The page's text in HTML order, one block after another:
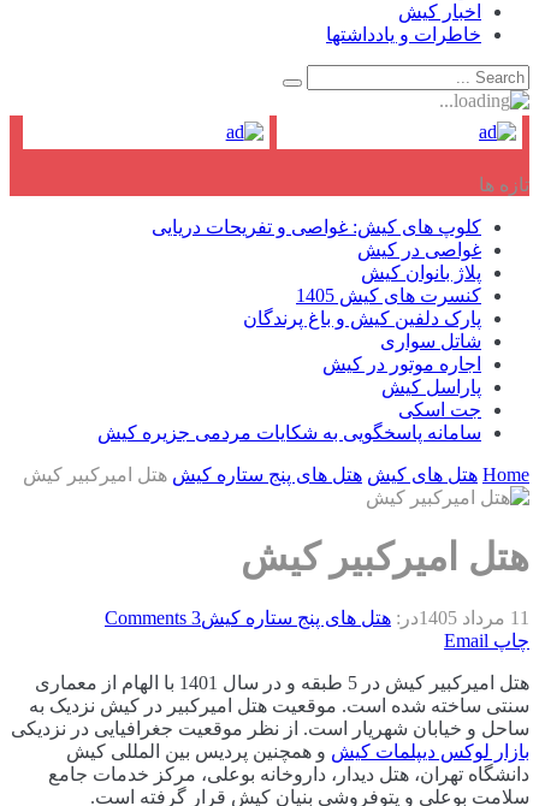
اخبار کیش
خاطرات و یادداشتها
تازه ها
کلوپ های کیش: غواصی و تفریحات دریایی
غواصی در کیش
پلاژ بانوان کیش
کنسرت های کیش 1405
پارک دلفین کیش و باغ پرندگان
شاتل سواری
اجاره موتور در کیش
پاراسل کیش
جت اسکی
سامانه پاسخگویی به شکایات مردمی جزیره کیش
Home هتل های کیش هتل های پنج ستاره کیش هتل امیرکبیر کیش
هتل امیرکبیر کیش
11 مرداد 1405 در: هتل های پنج ستاره کیش3 Comments
چاپ Email
هتل امیرکبیر کیش در 5 طبقه و در سال 1401 با الهام از معماری
سنتی ساخته شده است. موقعیت هتل امیرکبیر در کیش نزدیک به
ساحل و خیابان شهریار است. از نظر موقعیت جغرافیایی در نزدیکی
بازار لوکس دیپلمات کیش و همچنین پردیس بین المللی کیش
دانشگاه تهران، هتل دیدار، داروخانه بوعلی، مرکز خدمات جامع
سلامت بوعلی و پتوفروشی بنیان کیش قرار گرفته است.